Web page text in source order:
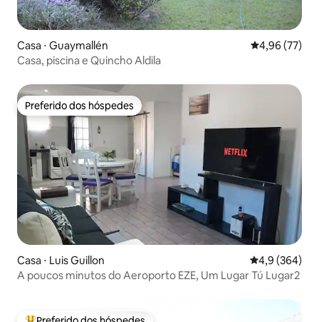
Casa ⋅ Guaymallén 4,96 de uma
4,96 (77)
Casa, piscina e Quincho Aldila
Preferido dos hóspedes
Preferido dos hóspedes
Casa ⋅ Luis Guillon 4,9 de uma
4,9 (364)
A poucos minutos do Aeroporto EZE, Um Lugar Tú Lugar2